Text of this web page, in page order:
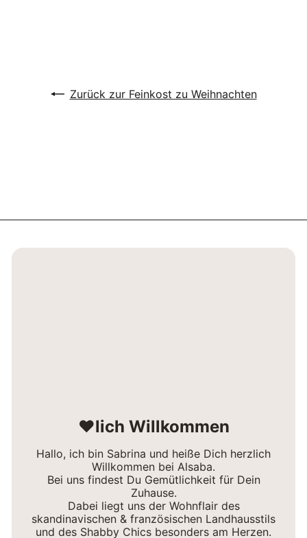
Zurück zur Feinkost zu Weihnachten
❤lich Willkommen
Hallo, ich bin Sabrina und heiße Dich herzlich
Willkommen bei Alsaba.
Bei uns findest Du Gemütlichkeit für Dein
Zuhause.
Dabei liegt uns der Wohnflair des
skandinavischen & französischen Landhausstils
und des Shabby Chics besonders am Herzen.